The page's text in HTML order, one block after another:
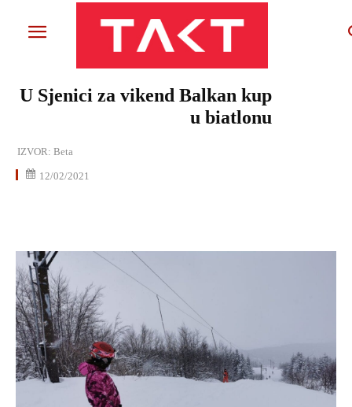
U Sjenici za vikend Balkan kup
u biatlonu
IZVOR: Beta
12/02/2021